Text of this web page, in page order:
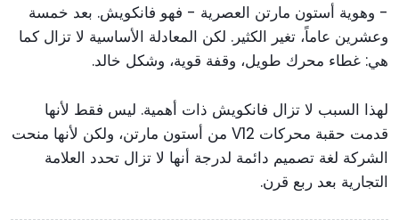
- وهوية أستون مارتن العصرية - فهو فانكويش. بعد خمسة
وعشرين عاماً، تغير الكثير. لكن المعادلة الأساسية لا تزال كما
هي: غطاء محرك طويل، وقفة قوية، وشكل خالد.
لهذا السبب لا تزال فانكويش ذات أهمية. ليس فقط لأنها
قدمت حقبة محركات V12 من أستون مارتن، ولكن لأنها منحت
الشركة لغة تصميم دائمة لدرجة أنها لا تزال تحدد العلامة
التجارية بعد ربع قرن.